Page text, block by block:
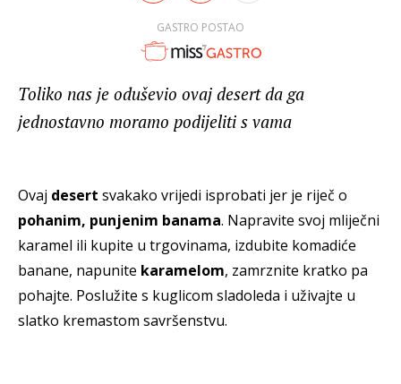
GASTRO POSTAO
Toliko nas je oduševio ovaj desert da ga
jednostavno moramo podijeliti s vama
Ovaj desert svakako vrijedi isprobati jer je riječ o
pohanim, punjenim banama. Napravite svoj mliječni
karamel ili kupite u trgovinama, izdubite komadiće
banane, napunite karamelom, zamrznite kratko pa
pohajte. Poslužite s kuglicom sladoleda i uživajte u
slatko kremastom savršenstvu.